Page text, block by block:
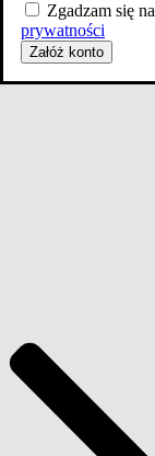
Zgadzam się na
prywatności
Załóż konto